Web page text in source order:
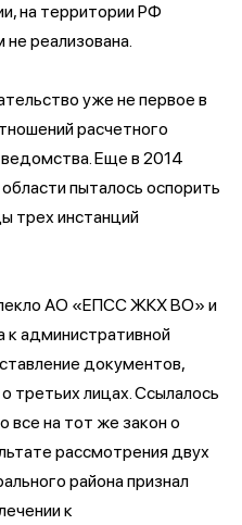
на территории РФ
реализована.
уже не первое в
расчетного
Еще в 2014
пыталось оспорить
трех инстанций
АО «ЕПСС ЖКХ ВО» и
к административной
документов,
лицах. Ссылалось
все на тот же закон о
рассмотрения двух
района признал
к